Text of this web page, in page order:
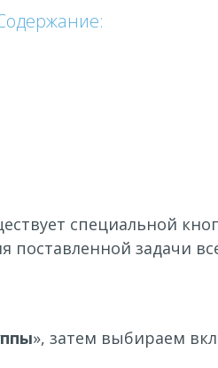
специальной
поставленной задачи
», затем выбираем